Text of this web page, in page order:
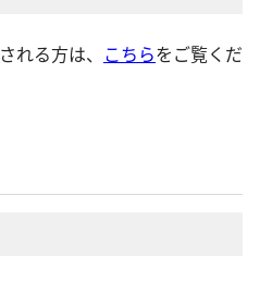
れる方は、 こちらをご覧くだ